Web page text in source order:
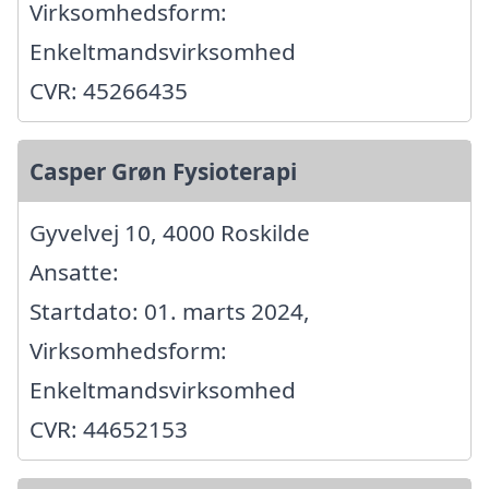
Virksomhedsform:
Enkeltmandsvirksomhed
CVR: 45266435
Casper Grøn Fysioterapi
Gyvelvej 10, 4000 Roskilde
Ansatte:
Startdato: 01. marts 2024,
Virksomhedsform:
Enkeltmandsvirksomhed
CVR: 44652153